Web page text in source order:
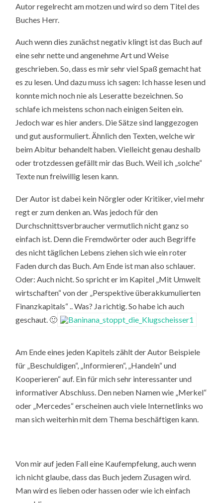
Autor regelrecht am motzen und wird so dem Titel des
Buches Herr.
Auch wenn dies zunächst negativ klingt ist das Buch auf
eine sehr nette und angenehme Art und Weise
geschrieben. So, dass es mir sehr viel Spaß gemacht hat
es zu lesen. Und dazu muss ich sagen: Ich hasse lesen und
konnte mich noch nie als Leseratte bezeichnen. So
schlafe ich meistens schon nach einigen Seiten ein.
Jedoch war es hier anders. Die Sätze sind langgezogen
und gut ausformuliert. Ähnlich den Texten, welche wir
beim Abitur behandelt haben. Vielleicht genau deshalb
oder trotzdessen gefällt mir das Buch. Weil ich „solche“
Texte nun freiwillig lesen kann.
Der Autor ist dabei kein Nörgler oder Kritiker, viel mehr
regt er zum denken an. Was jedoch für den
Durchschnittsverbraucher vermutlich nicht ganz so
einfach ist. Denn die Fremdwörter oder auch Begriffe
des nicht täglichen Lebens ziehen sich wie ein roter
Faden durch das Buch. Am Ende ist man also schlauer.
Oder: Auch nicht. So spricht er im Kapitel „Mit Umwelt
wirtschaften“ von der „Perspektive überakkumulierten
Finanzkapitals“ .. Was? Ja richtig. So habe ich auch
geschaut. 🙂
Am Ende eines jeden Kapitels zählt der Autor Beispiele
für „Beschuldigen“, „Informieren“, „Handeln“ und
Kooperieren“ auf. Ein für mich sehr interessanter und
informativer Abschluss. Den neben Namen wie „Merkel“
oder „Mercedes“ erscheinen auch viele Internetlinks wo
man sich weiterhin mit dem Thema beschäftigen kann.
Von mir auf jeden Fall eine Kaufempfelung, auch wenn
ich nicht glaube, dass das Buch jedem Zusagen wird.
Man wird es lieben oder hassen oder wie ich einfach